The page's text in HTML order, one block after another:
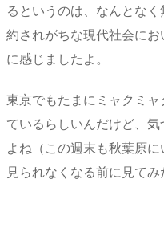
るというのは、なんとな
約されがちな現代社会に
に感じましたよ。
東京でもたまにミャクミ
ているらしいんだけど、
よね（この週末も秋葉原に
見られなくなる前に見てみ